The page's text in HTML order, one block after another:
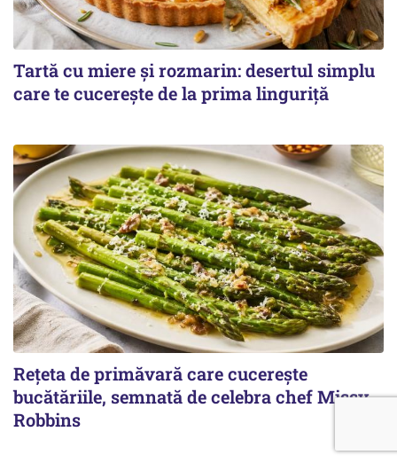
Tartă cu miere și rozmarin: desertul simplu
care te cucerește de la prima linguriță
Rețeta de primăvară care cucerește
bucătăriile, semnată de celebra chef Missy
Robbins